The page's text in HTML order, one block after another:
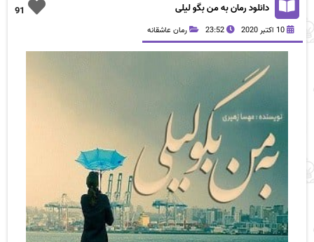
91 دانلود رمان به من بگو لیلی
10 اکتبر 2020 23:52 رمان عاشقانه